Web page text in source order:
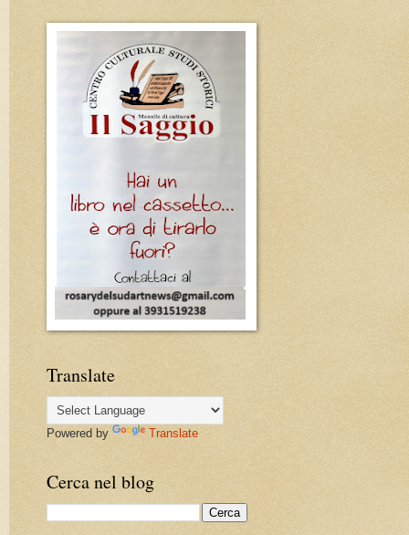
Translate
Powered by Translate
Cerca nel blog